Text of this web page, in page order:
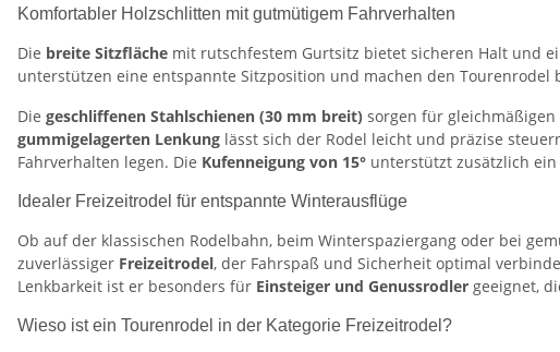
Komfortabler Holzschlitten mit gutmütigem Fahrverhalten
Die breite Sitzfläche mit rutschfestem Gurtsitz bietet sicheren Halt und
unterstützen eine entspannte Sitzposition und machen den Tourenrodel
Die geschliffenen Stahlschienen (30 mm breit) sorgen für
gummigelagerten Lenkung lässt sich der Rodel leicht und präzise
Fahrverhalten legen. Die Kufenneigung von 15° unterstützt zusätzlich
Idealer Freizeitrodel für entspannte Winterausflüge
Ob auf der klassischen Rodelbahn, beim Winterspaziergang oder bei
zuverlässiger Freizeitrodel, der Fahrspaß und Sicherheit optimal
Lenkbarkeit ist er besonders für Einsteiger und Genussrodler geeignet,
Wieso ist ein Tourenrodel in der Kategorie Freizeitrodel?